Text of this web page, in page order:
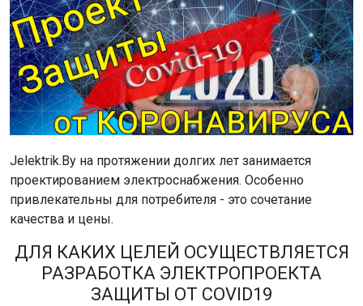
Jelektrik.By на протяжении долгих лет занимается
проектированием электроснабжения. Особенно
привлекательны для потребителя - это сочетание
качества и цены.
ДЛЯ КАКИХ ЦЕЛЕЙ ОСУЩЕСТВЛЯЕТСЯ
РАЗРАБОТКА ЭЛЕКТРОПРОЕКТА
ЗАЩИТЫ ОТ COVID19